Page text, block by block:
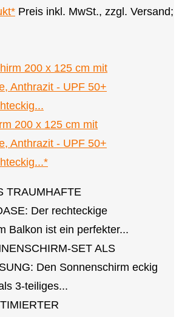
Preis inkl. MwSt., zzgl. Versand;
200 x 125 cm mit
Anthrazit - UPF 50+
TRAUMHAFTE
Der rechteckige
Balkon ist ein perfekter...
SET ALS
Den Sonnenschirm eckig
3-teiliges...